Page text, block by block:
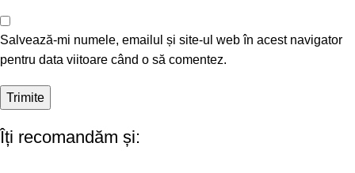
Salvează-mi numele, emailul și site-ul web în acest navigator
pentru data viitoare când o să comentez.
Îți recomandăm și: